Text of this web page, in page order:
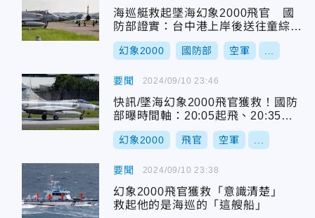
海巡艇救起墜海幻象2000飛官 國
防部證實：台中港上岸後送往童綜合
醫院檢查
幻象2000 國防部 空軍
要聞
快訊/墜海幻象2000飛官獲救！國防
部曝時間軸：20:05起飛、20:35失
事、22:20找到、22:40上船
幻象2000 飛官 空軍
2024/09/10 23:46
要聞
幻象2000飛官獲救「意識清楚」
救起他的是海巡的「這艘船」
2024/09/10 23:38